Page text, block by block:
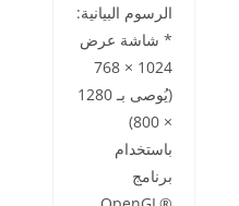
الرسوم البيانية:
* شاشة عرض
1024 × 768
(يُوصى بـ 1280
× 800)
باستخدام
برنامج